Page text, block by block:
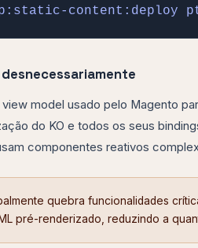
content:deploy
model usado pelo Magento
do KO e todos os seus
componentes reativos
quebra funcionalidades
pré-renderizado, reduzindo a